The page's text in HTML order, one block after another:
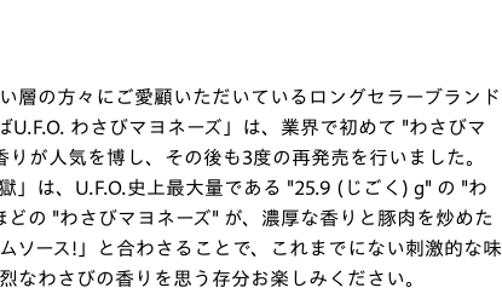
層の方々にご愛顧いただいているロングセラーブランド
わさびマヨネーズ」は、業界で初めて "わさびマ
が人気を博し、その後も3度の再発売を行いました。
」は、U.F.O.史上最大量である "25.9 (じごく) g" の "わ
の "わさびマヨネーズ" が、濃厚な香りと豚肉を炒めた
ソース!」と合わさることで、これまでにない刺激的な味
なわさびの香りを思う存分お楽しみください。